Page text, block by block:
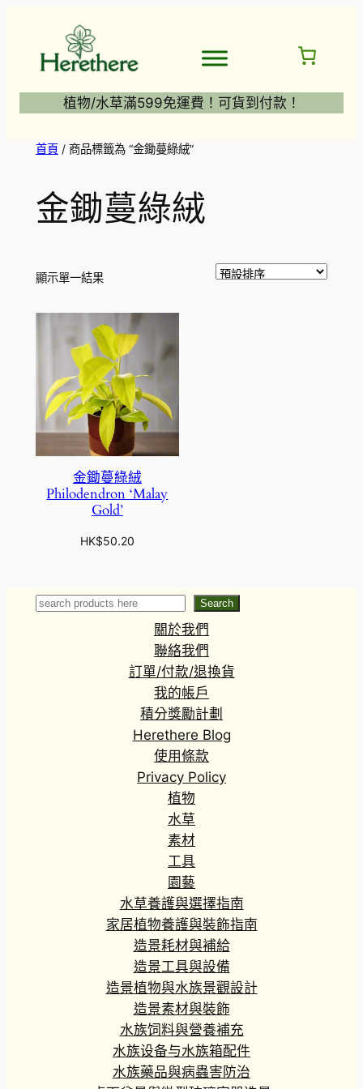
植物/水草滿599免運費！可貨到付款！
首頁/ 商品標籤為 “金鋤蔓綠絨”
金鋤蔓綠絨
顯示單一結果
金鋤蔓綠絨
Philodendron ‘Malay
Gold’
HK$50.20
Search Search
關於我們
聯絡我們
訂單/付款/退換貨
我的帳戶
積分獎勵計劃
Herethere Blog
使用條款
Privacy Policy
植物
水草
素材
工具
園藝
水草養護與選擇指南
家居植物養護與裝飾指南
造景耗材與補給
造景工具與設備
造景植物與水族景觀設計
造景素材與裝飾
水族饲料與營養補充
水族设备与水族箱配件
水族藥品與病蟲害防治